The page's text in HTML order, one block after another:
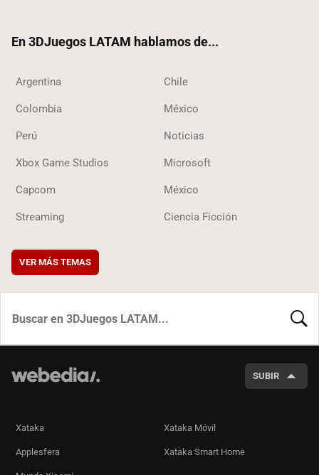
En 3DJuegos LATAM hablamos de...
Argentina Chile
Colombia México
Perú Noticias
Xbox Game Studios Microsoft
Capcom México
Streaming Ciencia Ficción
VER MÁS TEMAS
SUBIR
Xataka Xataka Móvil
Applesfera Xataka Smart Home